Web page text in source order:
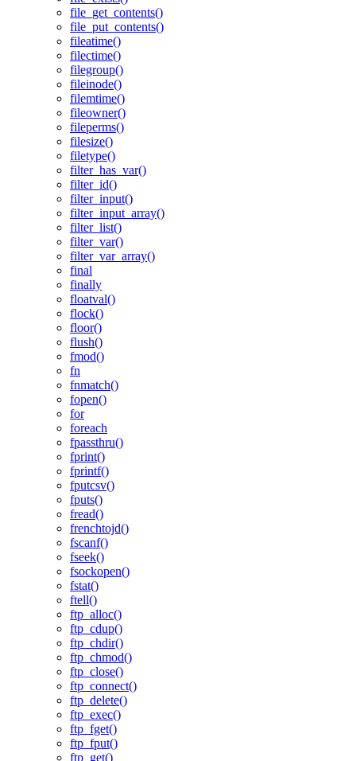
file_get_contents()
file_put_contents()
fileatime()
filectime()
filegroup()
fileinode()
filemtime()
fileowner()
fileperms()
filesize()
filetype()
filter_has_var()
filter_id()
filter_input()
filter_input_array()
filter_list()
filter_var()
filter_var_array()
final
finally
floatval()
flock()
floor()
flush()
fmod()
fn
fnmatch()
fopen()
for
foreach
fpassthru()
fprint()
fprintf()
fputcsv()
fputs()
fread()
frenchtojd()
fscanf()
fseek()
fsockopen()
fstat()
ftell()
ftp_alloc()
ftp_cdup()
ftp_chdir()
ftp_chmod()
ftp_close()
ftp_connect()
ftp_delete()
ftp_exec()
ftp_fget()
ftp_fput()
ftp_get()